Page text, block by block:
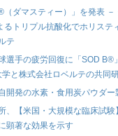
ダマスティー）」を発表 －
トリプル抗酸化でホリステ
テ
選手の疲労回復に「SOD B®
と株式会社ロベルテの共同
開発の水素・食用炭パウダ
、【米国・大規模な臨床試験
顕著な効果を示す